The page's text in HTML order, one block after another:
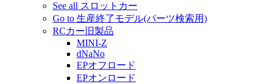
See all スロットカー
Go to 生産終了モデル(パーツ検索用)
RCカー旧製品
MINI-Z
dNaNo
EPオフロード
EPオンロード